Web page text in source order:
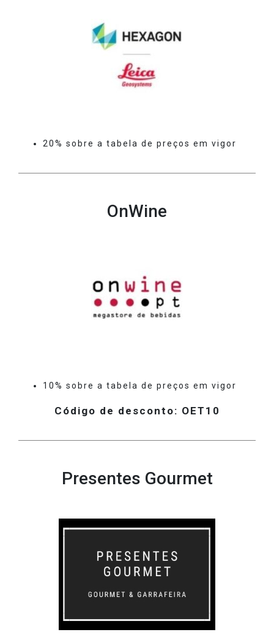
20% sobre a tabela de preços em vigor
OnWine
10% sobre a tabela de preços em vigor
Código de desconto: OET10
Presentes Gourmet